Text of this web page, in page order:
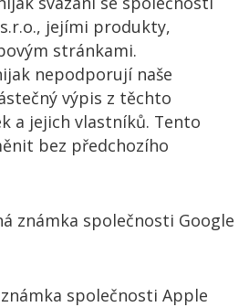
jejími produkty,
stránkami.
nepodporují naše
výpis z těchto
a jejich vlastníků. Tento
bez předchozího
známka společnosti Google
společnosti Apple